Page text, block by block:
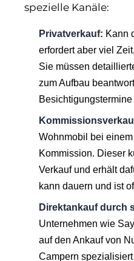
spezielle Kanäle:
Privatverkauf: Kann
erfordert aber viel
Sie müssen
zum Aufbau
Wohnmobil bei
Kommission. Dieser
Verkauf und erhält
kann dauern und ist
Direktankauf durch
Unternehmen wie
auf den Ankauf von
Campern